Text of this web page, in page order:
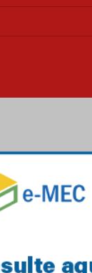
realizará nova
04.08.2026
Mackenzie
calouros do